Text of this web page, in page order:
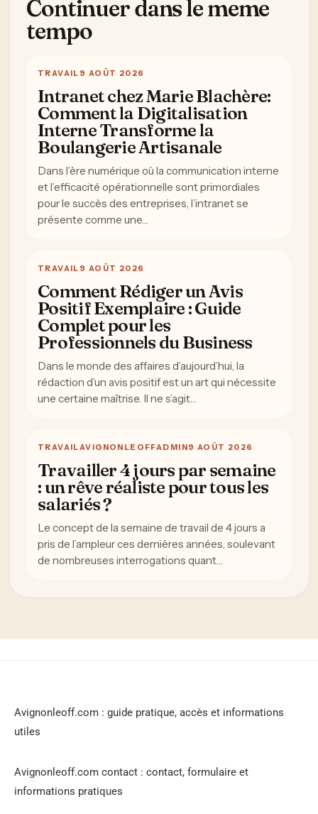
Continuer dans le meme
tempo
TRAVAIL 9 AOÛT 2026
Intranet chez Marie Blachère:
Comment la Digitalisation
Interne Transforme la
Boulangerie Artisanale
Dans l’ère numérique où la communication interne
et l’efficacité opérationnelle sont primordiales
pour le succès des entreprises, l’intranet se
présente comme une…
TRAVAIL 9 AOÛT 2026
Comment Rédiger un Avis
Positif Exemplaire : Guide
Complet pour les
Professionnels du Business
Dans le monde des affaires d’aujourd’hui, la
rédaction d’un avis positif est un art qui nécessite
une certaine maîtrise. Il ne s’agit…
TRAVAILAVIGNONLEOFFADMIN9 AOÛT 2026
Travailler 4 jours par semaine
: un rêve réaliste pour tous les
salariés ?
Le concept de la semaine de travail de 4 jours a
pris de l’ampleur ces dernières années, soulevant
de nombreuses interrogations quant…
Avignonleoff.com : guide pratique, accès et informations
utiles
Avignonleoff.com contact : contact, formulaire et
informations pratiques